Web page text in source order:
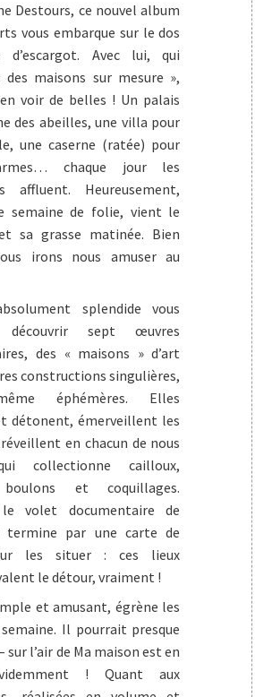
Destours, ce nouvel album
vous embarque sur le dos
d’escargot. Avec lui, qui
maisons sur mesure »,
voir de belles ! Un palais
des abeilles, une villa pour
une caserne (ratée) pour
chaque jour les
affluent. Heureusement,
semaine de folie, vient le
sa grasse matinée. Bien
irons nous amuser au
splendide vous
sept œuvres
des « maisons » d’art
constructions singulières,
éphémères. Elles
détonent, émerveillent les
en chacun de nous
collectionne cailloux,
et coquillages.
le volet documentaire de
termine par une carte de
les situer : ces lieux
le détour, vraiment !
et amusant, égrène les
Il pourrait presque
sur l’air de Ma maison est en
! Quant aux